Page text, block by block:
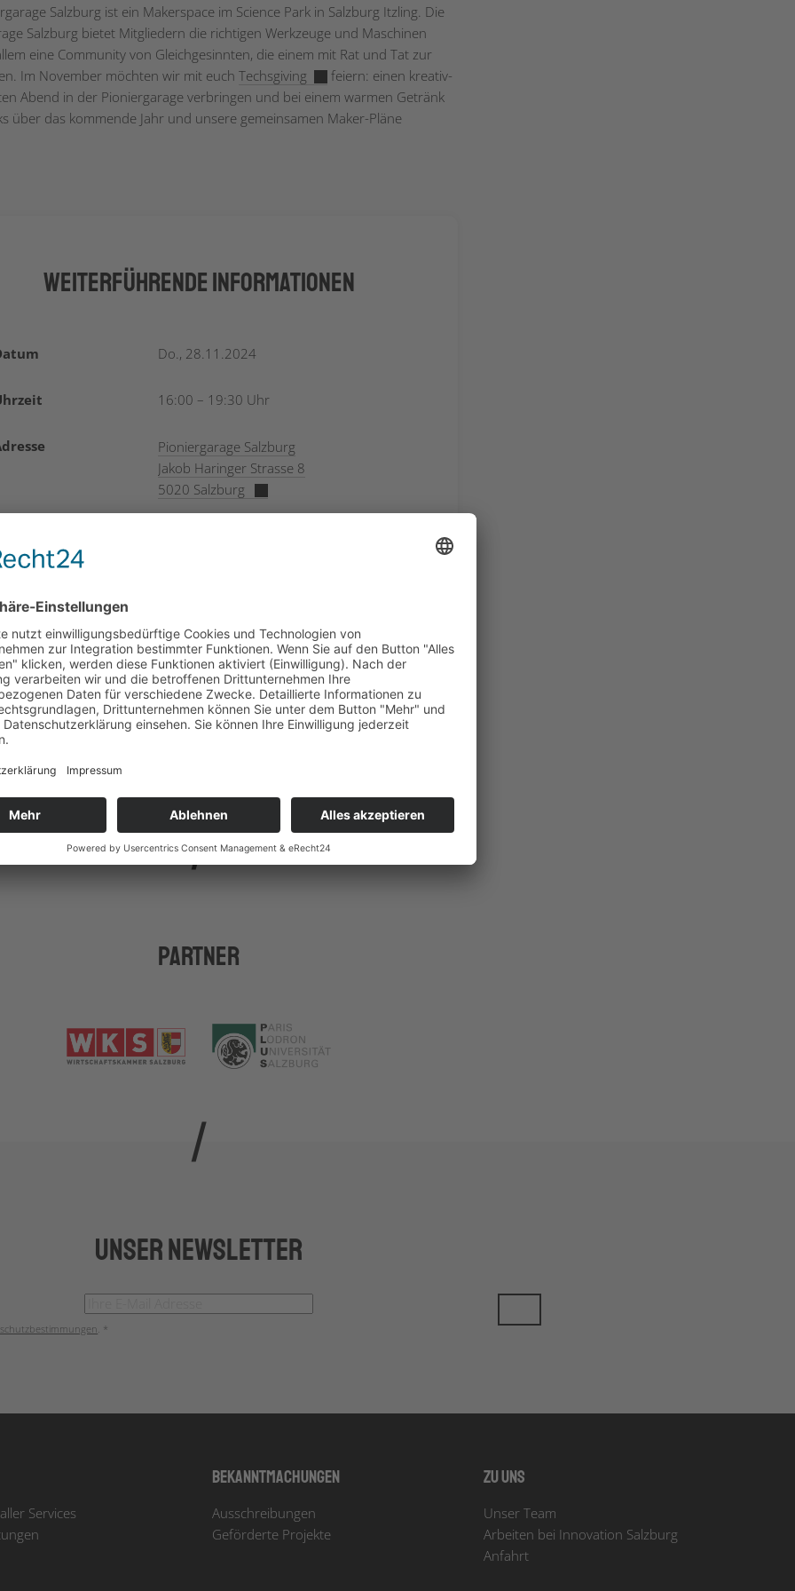
Salzburg ist ein Makerspace im Science Park in Salzburg Itzling. Die
Salzburg bietet Mitgliedern die richtigen Werkzeuge und Maschinen
eine Community von Gleichgesinnten, die einem mit Rat und Tat zur
Im November möchten wir mit euch Techsgiving
feiern: einen kreativ-
Abend in der Pioniergarage verbringen und bei einem warmen Getränk
über das kommende Jahr und unsere gemeinsamen Maker-Pläne
Weiterführende Informationen
Do., 28.11.2024
16:00 – 19:30 Uhr
Pioniergarage Salzburg
Jakob Haringer Strasse 8
5020 Salzburg
und
hallo@pioniergarage-salzburg.at
Partner
Unser Newsletter
. *
Services
Bekanntmachungen
Ausschreibungen
Geförderte Projekte
Zu uns
Unser Team
Arbeiten bei Innovation Salzburg
Anfahrt